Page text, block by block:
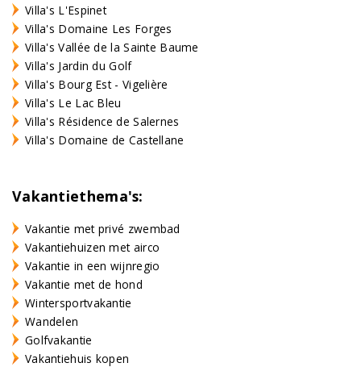
Villa's L'Espinet
Villa's Domaine Les Forges
Villa's Vallée de la Sainte Baume
Villa's Jardin du Golf
Villa's Bourg Est - Vigelière
Villa's Le Lac Bleu
Villa's Résidence de Salernes
Villa's Domaine de Castellane
Vakantiethema's:
Vakantie met privé zwembad
Vakantiehuizen met airco
Vakantie in een wijnregio
Vakantie met de hond
Wintersportvakantie
Wandelen
Golfvakantie
Vakantiehuis kopen